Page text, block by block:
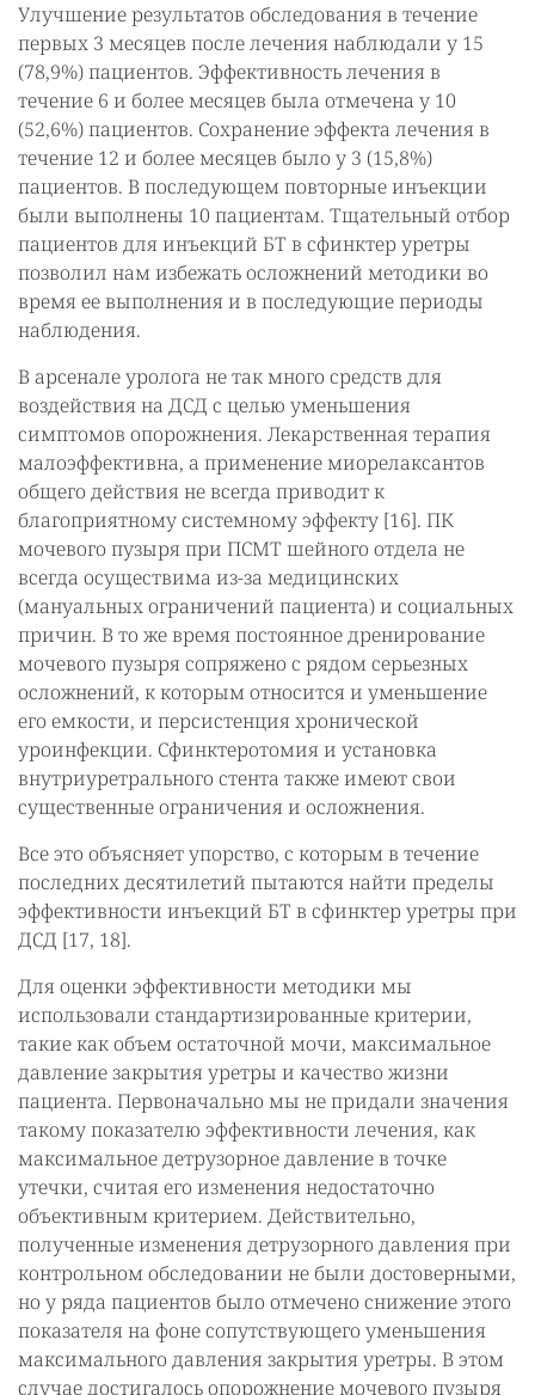
Улучшение результатов обследования в течение
первых 3 месяцев после лечения наблюдали у 15
(78,9%) пациентов. Эффективность лечения в
течение 6 и более месяцев была отмечена у 10
(52,6%) пациентов. Сохранение эффекта лечения в
течение 12 и более месяцев было у 3 (15,8%)
пациентов. В последующем повторные инъекции
были выполнены 10 пациентам. Тщательный отбор
пациентов для инъекций БТ в сфинктер уретры
позволил нам избежать осложнений методики во
время ее выполнения и в последующие периоды
наблюдения.
В арсенале уролога не так много средств для
воздействия на ДСД с целью уменьшения
симптомов опорожнения. Лекарственная терапия
малоэффективна, а применение миорелаксантов
общего действия не всегда приводит к
благоприятному системному эффекту [16]. ПК
мочевого пузыря при ПСМТ шейного отдела не
всегда осуществима из-за медицинских
(мануальных ограничений пациента) и социальных
причин. В то же время постоянное дренирование
мочевого пузыря сопряжено с рядом серьезных
осложнений, к которым относится и уменьшение
его емкости, и персистенция хронической
уроинфекции. Сфинктеротомия и установка
внутриуретрального стента также имеют свои
существенные ограничения и осложнения.
Все это объясняет упорство, с которым в течение
последних десятилетий пытаются найти пределы
эффективности инъекций БТ в сфинктер уретры при
ДСД [17, 18].
Для оценки эффективности методики мы
использовали стандартизированные критерии,
такие как объем остаточной мочи, максимальное
давление закрытия уретры и качество жизни
пациента. Первоначально мы не придали значения
такому показателю эффективности лечения, как
максимальное детрузорное давление в точке
утечки, считая его изменения недостаточно
объективным критерием. Действительно,
полученные изменения детрузорного давления при
контрольном обследовании не были достоверными,
но у ряда пациентов было отмечено снижение этого
показателя на фоне сопутствующего уменьшения
максимального давления закрытия уретры. В этом
случае достигалось опорожнение мочевого пузыря